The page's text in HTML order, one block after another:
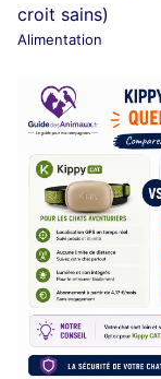
croit sains)
Alimentation